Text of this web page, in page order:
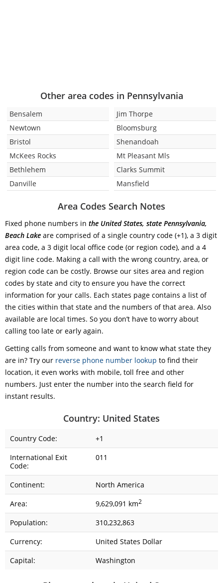
Other area codes in Pennsylvania
Bensalem
Newtown
Bristol
McKees Rocks
Bethlehem
Danville
Jim Thorpe
Bloomsburg
Shenandoah
Mt Pleasant Mls
Clarks Summit
Mansfield
Area Codes Search Notes
Fixed phone numbers in the United States, state Pennsylvania,
Beach Lake are comprised of a single country code (+1), a 3 digit
area code, a 3 digit local office code (or region code), and a 4
digit line code. Making a call with the wrong country, area, or
region code can be costly. Browse our sites area and region
codes by state and city to ensure you have the correct
information for your calls. Each states page contains a list of
the cities within that state and the numbers of that area. Also
available are local times. So you don’t have to worry about
calling too late or early again.
Getting calls from someone and want to know what state they
are in? Try our reverse phone number lookup to find their
location, it even works with mobile, toll free and other
numbers. Just enter the number into the search field for
instant results.
Country: United States
Country Code:
+1
International Exit
Code:
011
Continent:
North America
Area:
9,629,091 km2
Population:
310,232,863
Currency:
United States Dollar
Capital:
Washington